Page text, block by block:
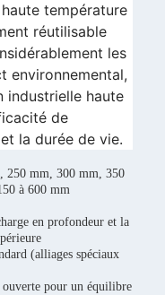
température
réutilisable
les
environnemental,
haute
de
la durée de vie.
250 mm, 300 mm, 350
à 600 mm
en profondeur et la
(alliages spéciaux
pour un équilibre